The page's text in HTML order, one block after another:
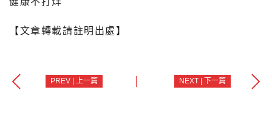
【文章轉載請註明出處】
PREV | 上一篇 NEXT | 下一篇